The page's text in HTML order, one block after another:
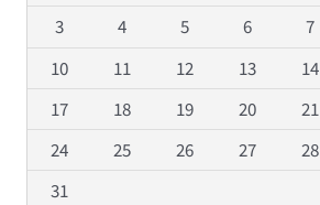
3
4 5 6 7
10
11 12 13 14
17
18 19 20 21
24
25 26 27 28
31